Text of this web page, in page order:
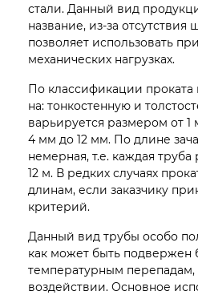
стали. Данный вид
название, из-за
позволяет использовать
механических нагрузках.
По классификации проката
на: тонкостенную и
варьируется размером от 1
4 мм до 12 мм. По длине
немерная, т.е. каждая
12 м. В редких случаях
длинам, если заказчику
критерий.
Данный вид трубы особо
как может быть
температурным
воздействии. Основное